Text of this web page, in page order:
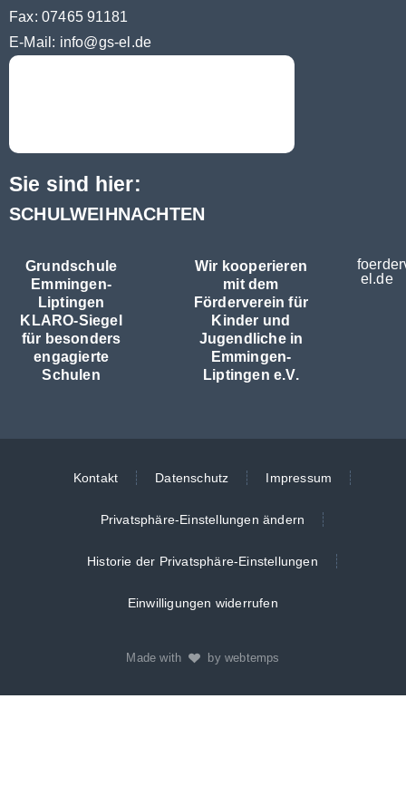
Fax: 07465 91181
E-Mail: info@gs-el.de
Sie sind hier:
SCHULWEIHNACHTEN
Grundschule
Emmingen-
Liptingen
KLARO-Siegel
für besonders
engagierte
Schulen
Wir kooperieren
mit dem
Förderverein für
Kinder und
Jugendliche in
Emmingen-
Liptingen e.V.
el.de
Kontakt Datenschutz Impressum
Privatsphäre-Einstellungen ändern
Historie der Privatsphäre-Einstellungen
Einwilligungen widerrufen
Made with by webtemps